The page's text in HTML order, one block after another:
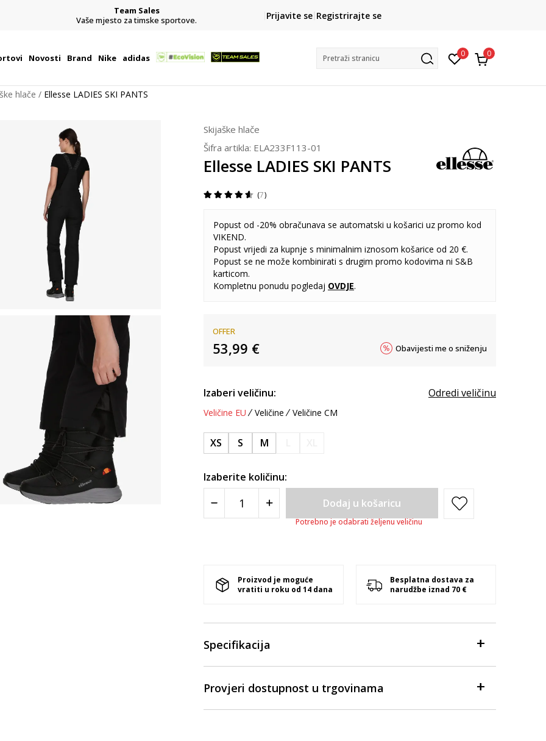
Team Sales
Vaše mjesto za timske sportove.
CLICK& COLLECT
besplatno preuzimanje u trgovini
Prijavite se Registrirajte se
Novosti Brand Nike adidas Pretraži stranicu 0 0
hlače Ellesse LADIES SKI PANTS
Skijaške hlače
Šifra artikla: ELA233F113-01
Ellesse LADIES SKI PANTS
7
Popust od -20% obračunava se automatski u košarici uz promo kod
VIKEND.
Popust vrijedi za kupnje s minimalnim iznosom košarice od 20 €.
Popust se ne može kombinirati s drugim promo kodovima ni S&B
karticom.
Kompletnu ponudu pogledaj OVDJE.
OFFER
53,99 € Obavijesti me o sniženju
Izaberi veličinu: Odredi veličinu
Veličine EU Veličine Veličine CM
XS S M
Izaberite količinu:
Dodaj u košaricu
Potrebno je odabrati željenu veličinu
Proizvod je moguće
vratiti u roku od 14 dana
Besplatna dostava za
narudžbe iznad 70 €
Specifikacija
Provjeri dostupnost u trgovinama